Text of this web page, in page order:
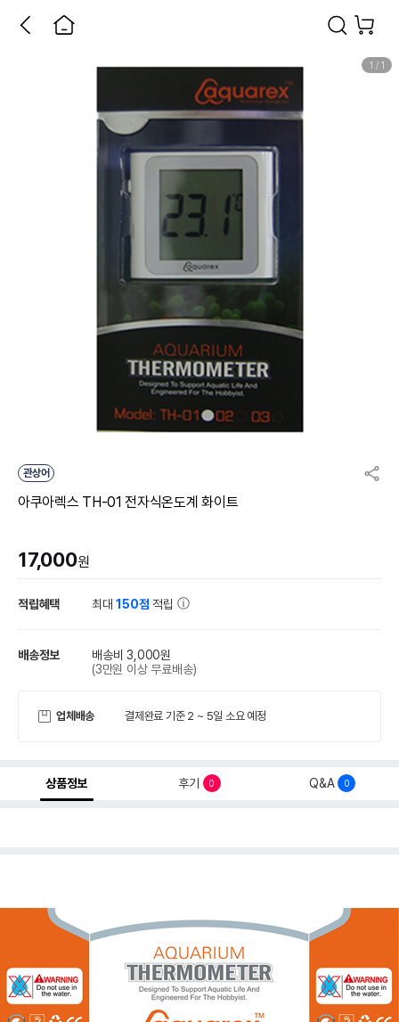
1 / 1
관상어
아쿠아렉스 TH-01 전자식온도계 화이트
17,000원
적립혜택 최대150점 적립
배송정보
배송비 3,000원
(3만원 이상 무료배송)
업체배송 결제완료 기준 2 ~ 5일 소요 예정
상품정보 후기 0 Q&A 0